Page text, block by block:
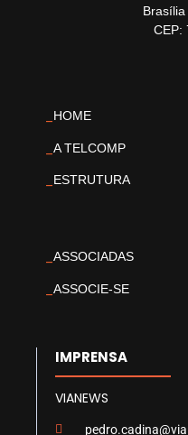
CEP:
HOME
A TELCOMP
ESTRUTURA
ASSOCIADAS
ASSOCIE-SE
IMPRENSA
VIANEWS